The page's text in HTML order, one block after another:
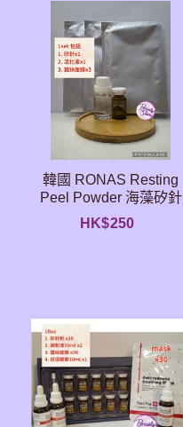
韓國 RONAS Resting
Peel Powder 海藻矽針
HK$250